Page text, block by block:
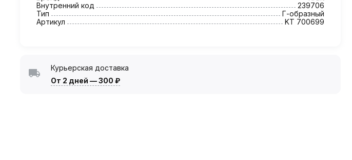
Внутренний код
239706
Тип
Г-образный
Артикул
KT 700699
Курьерская доставка
От 2 дней —300 ₽